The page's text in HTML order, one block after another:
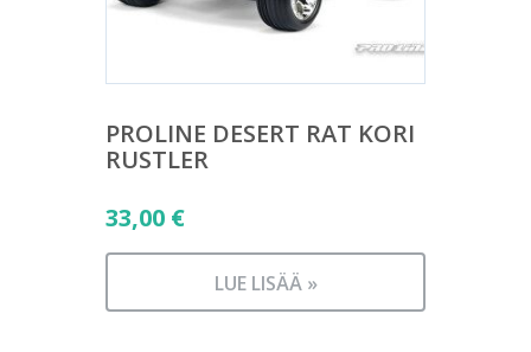
PROLINE DESERT RAT KORI
RUSTLER
33,00 €
LUE LISÄÄ »